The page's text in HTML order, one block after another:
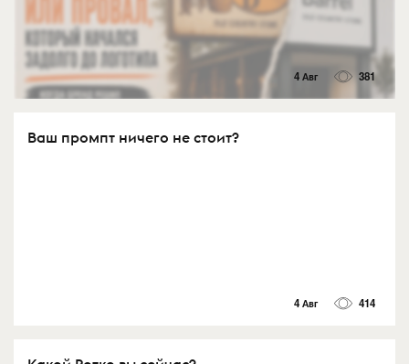
4 Авг 381
Ваш промпт ничего не стоит?
4 Авг 414